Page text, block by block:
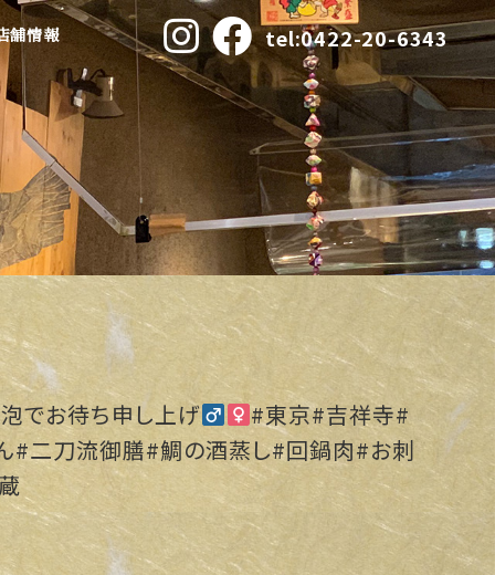
舗情報 tel:0422-20-6343
でお待ち申し上げ‍
#東京#吉祥寺#
#二刀流御膳#鯛の酒蒸し#回鍋肉#お刺